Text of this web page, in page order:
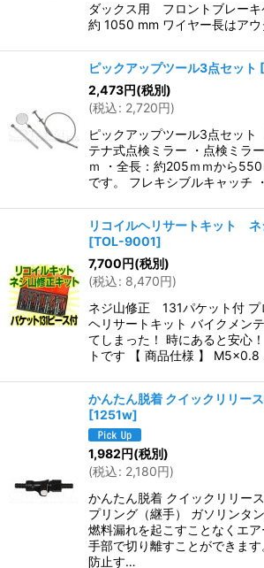
ダックス用 フロントブレーキ
約 1050 mm ワイヤー長はアウ
ピックアップツール3点セット [
2,473円(税別)
(税込: 2,720円)
ピックアップツール3点セット
テナ式点検ミラー ・点検ミラ
ｍ ・全長：約205ｍｍから
です。 フレキシブルキャッチ
リコイルヘリサートキット ネ
[TOL-9001]
7,700円(税別)
(税込: 8,470円)
ネジ山修正 131パケット付
ヘリサートキット バイクメン
てしまった！ 時にあると安心
トです 【 商品仕様 】
かんたん脱着 クイックリリー
[1251w]
1,982円(税別)
(税込: 2,180円)
かんたん脱着 クイックリリー
プリング（継手） ガソリンタ
燃料漏れを起こすことなくエ
手部で切り離すことができま
防止す…